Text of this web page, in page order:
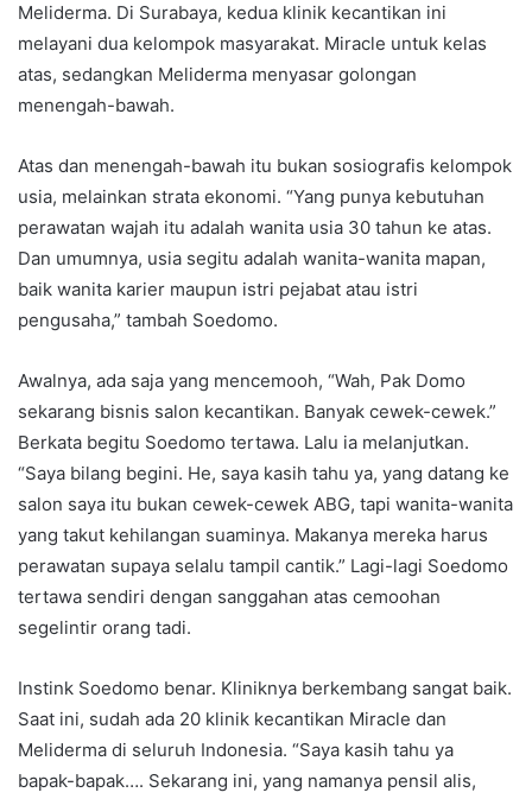
Meliderma. Di Surabaya, kedua klinik kecantikan ini
melayani dua kelompok masyarakat. Miracle untuk kelas
atas, sedangkan Meliderma menyasar golongan
menengah-bawah.
Atas dan menengah-bawah itu bukan sosiografis kelompok
usia, melainkan strata ekonomi. “Yang punya kebutuhan
perawatan wajah itu adalah wanita usia 30 tahun ke atas.
Dan umumnya, usia segitu adalah wanita-wanita mapan,
baik wanita karier maupun istri pejabat atau istri
pengusaha,” tambah Soedomo.
Awalnya, ada saja yang mencemooh, “Wah, Pak Domo
sekarang bisnis salon kecantikan. Banyak cewek-cewek.”
Berkata begitu Soedomo tertawa. Lalu ia melanjutkan.
“Saya bilang begini. He, saya kasih tahu ya, yang datang ke
salon saya itu bukan cewek-cewek ABG, tapi wanita-wanita
yang takut kehilangan suaminya. Makanya mereka harus
perawatan supaya selalu tampil cantik.” Lagi-lagi Soedomo
tertawa sendiri dengan sanggahan atas cemoohan
segelintir orang tadi.
Instink Soedomo benar. Kliniknya berkembang sangat baik.
Saat ini, sudah ada 20 klinik kecantikan Miracle dan
Meliderma di seluruh Indonesia. “Saya kasih tahu ya
bapak-bapak…. Sekarang ini, yang namanya pensil alis,